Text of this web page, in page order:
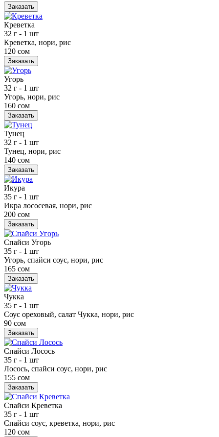
Заказать
Креветка
32 г - 1 шт
Креветка, нори, рис
120 сом
Заказать
Угорь
32 г - 1 шт
Угорь, нори, рис
160 сом
Заказать
Тунец
32 г - 1 шт
Тунец, нори, рис
140 сом
Заказать
Икура
35 г - 1 шт
Икра лососевая, нори, рис
200 сом
Заказать
Спайси Угорь
35 г - 1 шт
Угорь, спайси соус, нори, рис
165 сом
Заказать
Чукка
35 г - 1 шт
Соус ореховый, салат Чукка, нори, рис
90 сом
Заказать
Спайси Лосось
35 г - 1 шт
Лосось, спайси соус, нори, рис
155 сом
Заказать
Спайси Креветка
35 г - 1 шт
Спайси соус, креветка, нори, рис
120 сом